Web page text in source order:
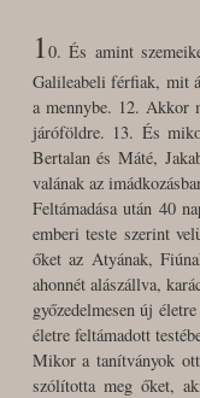
10. És amint
Galileabeli férfiak, mit
a mennybe. 12. Akkor
járóföldre. 13. És
Bertalan és Máté,
valának az
Feltámadása után 40
emberi teste szerint
őket az Atyának,
ahonnét alászállva,
győzedelmesen új
életre feltámadott
Mikor a tanítványok
szólította meg őket,